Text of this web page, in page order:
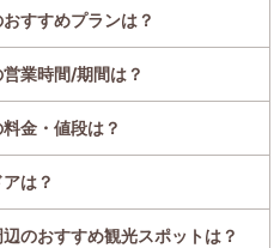
すすめプランは？
業時間/期間は？
金・値段は？
は？
のおすすめ観光スポットは？